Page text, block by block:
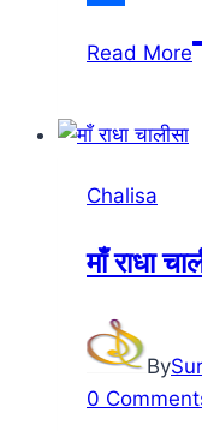
Read More
Chalisa
माँ राधा
By
0